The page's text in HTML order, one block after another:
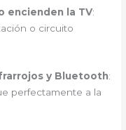
encienden la TV:
o circuito
y Bluetooth:
perfectamente a la